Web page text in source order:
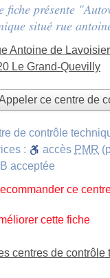
fiche présente
situé rue
Antoine de Lavoisier
Le Grand-Quevilly
ce centre de
de contrôle
:
accès PMR
acceptée
ce
cette fiche
centres de